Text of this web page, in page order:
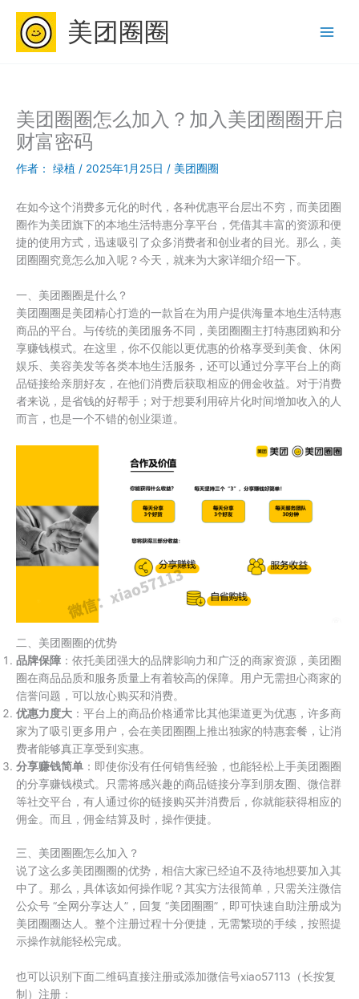
美团圈圈
美团圈圈怎么加入？加入美团圈圈开启
财富密码
作者： 绿植 / 2025年1月25日 / 美团圈圈
在如今这个消费多元化的时代，各种优惠平台层出不穷，而美团圈
圈作为美团旗下的本地生活特惠分享平台，凭借其丰富的资源和便
捷的使用方式，迅速吸引了众多消费者和创业者的目光。那么，美
团圈圈究竟怎么加入呢？今天，就来为大家详细介绍一下。
一、美团圈圈是什么？
美团圈圈是美团精心打造的一款旨在为用户提供海量本地生活特惠
商品的平台。与传统的美团服务不同，美团圈圈主打特惠团购和分
享赚钱模式。在这里，你不仅能以更优惠的价格享受到美食、休闲
娱乐、美容美发等各类本地生活服务，还可以通过分享平台上的商
品链接给亲朋好友，在他们消费后获取相应的佣金收益。对于消费
者来说，是省钱的好帮手；对于想要利用碎片化时间增加收入的人
而言，也是一个不错的创业渠道。
二、美团圈圈的优势
品牌保障 ：依托美团强大的品牌影响力和广泛的商家资源，美团圈
圈在商品品质和服务质量上有着较高的保障。用户无需担心商家的
信誉问题，可以放心购买和消费。
优惠力度大 ：平台上的商品价格通常比其他渠道更为优惠，许多商
家为了吸引更多用户，会在美团圈圈上推出独家的特惠套餐，让消
费者能够真正享受到实惠。
分享赚钱简单 ：即使你没有任何销售经验，也能轻松上手美团圈圈
的分享赚钱模式。只需将感兴趣的商品链接分享到朋友圈、微信群
等社交平台，有人通过你的链接购买并消费后，你就能获得相应的
佣金。而且，佣金结算及时，操作便捷。
三、美团圈圈怎么加入？
说了这么多美团圈圈的优势，相信大家已经迫不及待地想要加入其
中了。那么，具体该如何操作呢？其实方法很简单，只需关注微信
公众号 “全网分享达人”，回复 “美团圈圈”，即可快速自助注册成为
美团圈圈达人。整个注册过程十分便捷，无需繁琐的手续，按照提
示操作就能轻松完成。
也可以识别下面二维码直接注册或添加微信号xiao57113（长按复
制）注册：